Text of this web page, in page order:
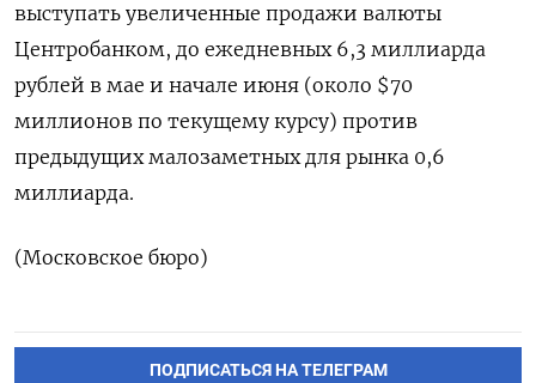
выступать увеличенные продажи валюты
Центробанком, до ежедневных 6,3 миллиарда
рублей в мае и начале июня (около $70
миллионов по текущему курсу) против
предыдущих малозаметных для рынка 0,6
миллиарда.
(Московское бюро)
ПОДПИСАТЬСЯ НА ТЕЛЕГРАМ